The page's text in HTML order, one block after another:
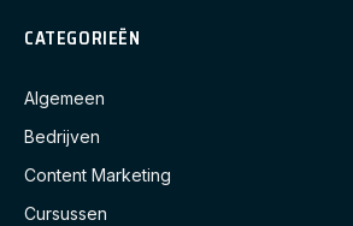
CATEGORIEËN
Algemeen
Bedrijven
Content Marketing
Cursussen